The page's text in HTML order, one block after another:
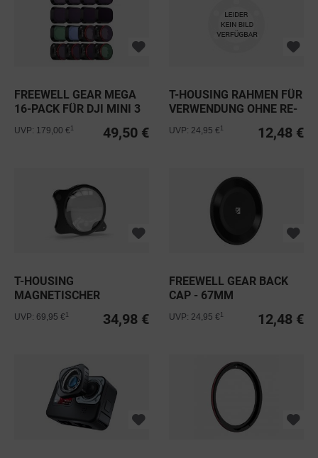
FREEWELL GEAR MEGA
16-PACK FÜR DJI MINI 3
49,50 €
UVP: 179,00 €
T-HOUSING RAHMEN FÜR
VERWENDUNG OHNE RE-
FUEL IM...
12,48 €
UVP: 24,95 €
T-HOUSING
MAGNETISCHER
RAHMEN MIT
MAKROLINSE...
34,98 €
UVP: 69,95 €
FREEWELL GEAR BACK
CAP - 67MM
12,48 €
UVP: 24,95 €